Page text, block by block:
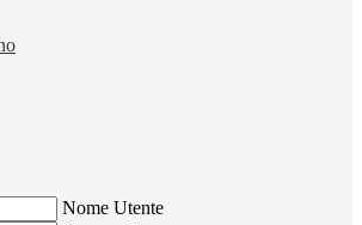
Nome Utente